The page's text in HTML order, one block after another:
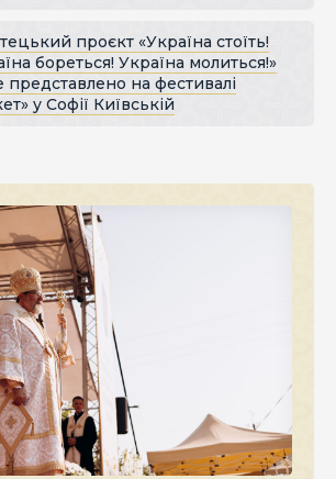
проєкт «Україна стоїть!
бореться! Україна молиться!»
представлено на фестивалі
у Софії Київській